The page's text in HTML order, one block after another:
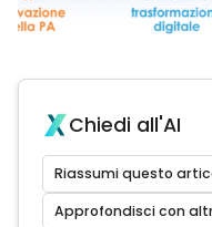
Chiedi all'AI
Riassumi questo
Approfondisci con